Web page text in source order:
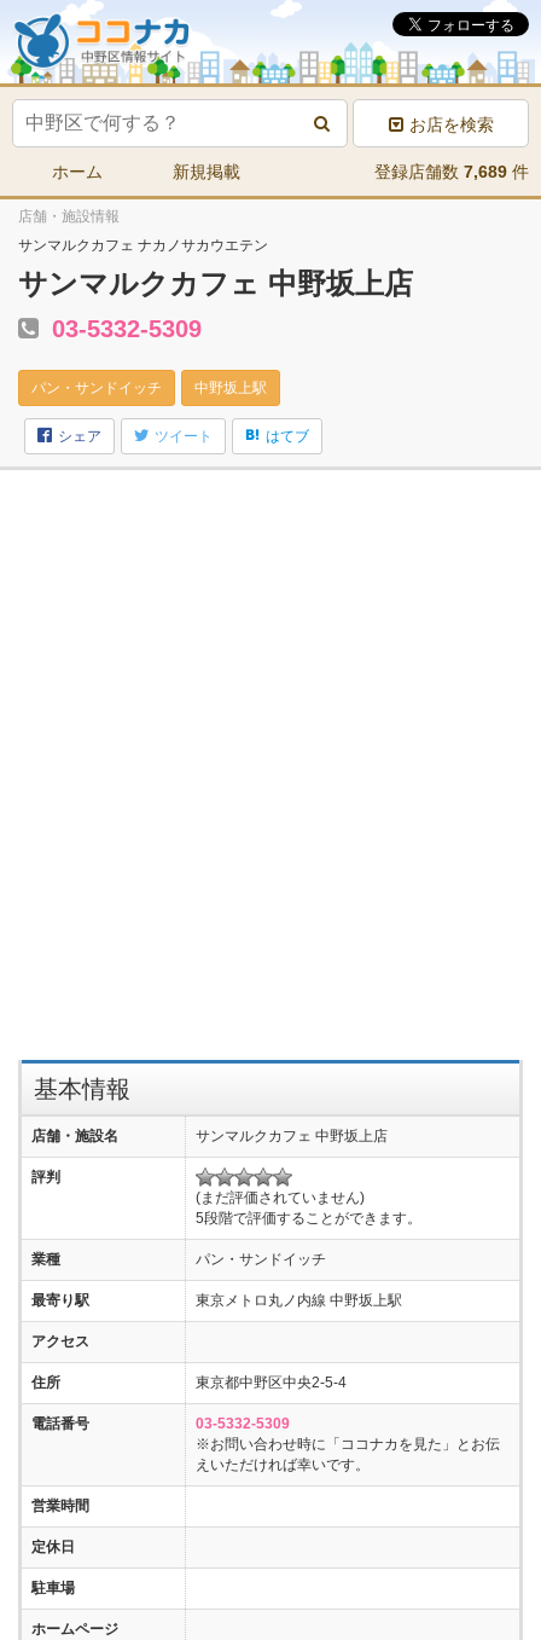
お店を検索
ホーム 新規掲載 登録店舗数 7,689 件
店舗・施設情報
サンマルクカフェ ナカノサカウエテン
サンマルクカフェ 中野坂上店
03-5332-5309
パン・サンドイッチ 中野坂上駅
シェア ツイート はてブ
基本情報
店舗・施設名 サンマルクカフェ 中野坂上店
評判
(まだ評価されていません)
5段階で評価することができます。
業種 パン・サンドイッチ
最寄り駅 東京メトロ丸ノ内線 中野坂上駅
アクセス
住所 東京都中野区中央2-5-4
電話番号
03-5332-5309
※お問い合わせ時に「ココナカを見た」とお伝
えいただければ幸いです。
営業時間
定休日
駐車場
ホームページ